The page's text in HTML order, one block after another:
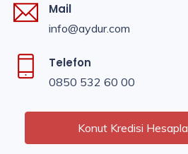
Mail
info@aydur.com
Telefon
0850 532 60 00
Konut Kredisi Hesapla